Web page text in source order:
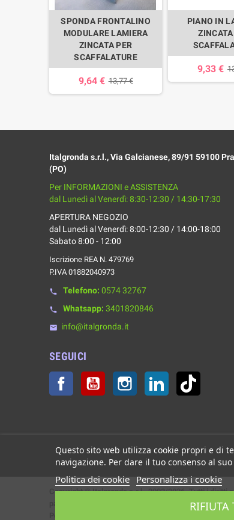
SPONDA FRONTALINO
MODULARE LAMIERA
ZINCATA PER
SCAFFALATURE
9,64 € 13,77 €
PIANO IN
9,33 €
Italgronda s.r.l., Via Galcianese, 89/91 59100
(PO)
Per INFORMAZIONI e ASSISTENZA
dal Lunedì al Venerdì: 8:30-12:30 / 14:30-17:30
APERTURA NEGOZIO
dal Lunedì al Venerdì: 8:00-12:30 / 14:00-18:00
Sabato 8:00 - 12:00
Iscrizione REA N. 479769
P.IVA 01882040973
phone Telefono: 0574 32767
phone Whatsapp: 3401820846
email info@italgronda.it
SEGUICI
Facebook YouTube Instagram LinkedIn
Questo sito web utilizza cookie propri e di
navigazione. Per dare il tuo consenso al
Politica dei cookie Personalizza i cookie
RIFIUTA
Copyright © Italgronda s.r.l. 2002/2026. Tutti i diritti